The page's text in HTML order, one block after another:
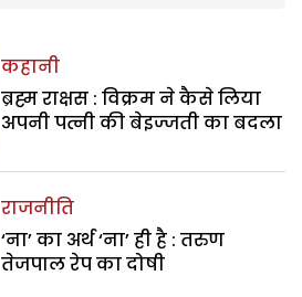
कहानी
ब्रह्म राक्षस : विक्रम ने कैसे लिया
अपनी पत्नी की बेइज्जती का बदला
राजनीति
‘ना’ का अर्थ ‘ना’ ही है : तरुण
तेजपाल रेप का दोषी